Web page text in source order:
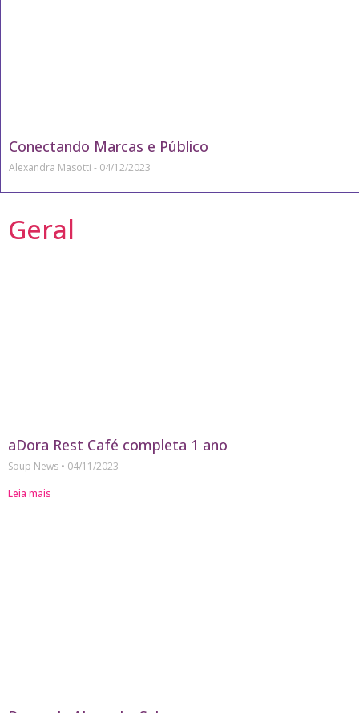
Conectando Marcas e Público
Alexandra Masotti 04/12/2023
Geral
aDora Rest Café completa 1 ano
Soup News
04/11/2023
Leia mais